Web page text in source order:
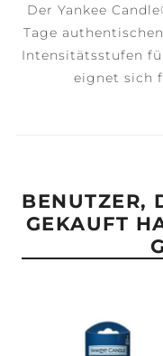
Der Yankee
Tage
Intensitätsstufen
eignet sich
BENUTZER,
GEKAUFT